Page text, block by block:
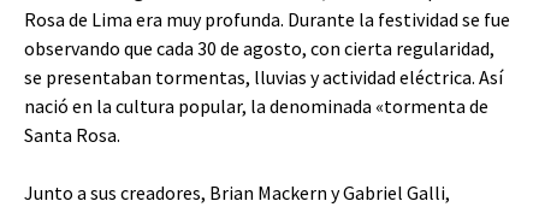
Rosa de Lima era muy profunda. Durante la festividad se fue
observando que cada 30 de agosto, con cierta regularidad,
se presentaban tormentas, lluvias y actividad eléctrica. Así
nació en la cultura popular, la denominada «tormenta de
Santa Rosa.
Junto a sus creadores, Brian Mackern y Gabriel Galli,